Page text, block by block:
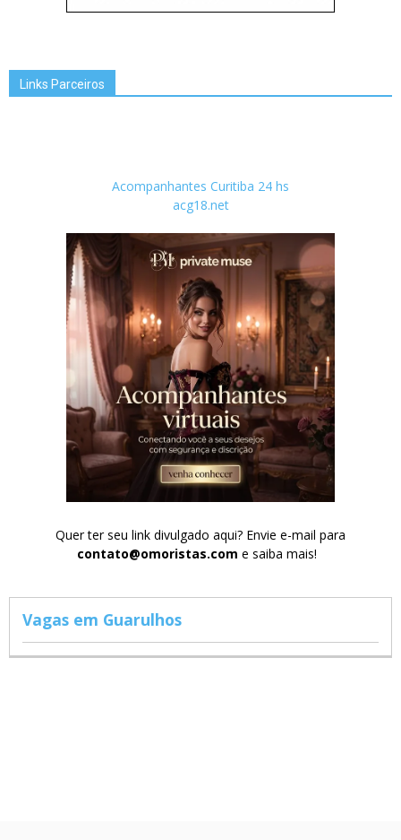
Links Parceiros
Acompanhantes Curitiba 24 hs
acg18.net
Quer ter seu link divulgado aqui? Envie e-mail para
contato@omoristas.com e saiba mais!
Vagas em Guarulhos